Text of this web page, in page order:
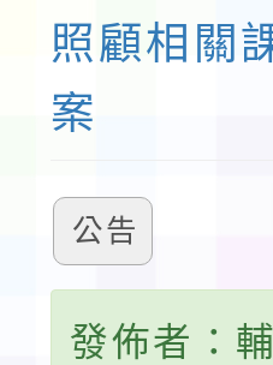
照顧相關
案
公告
發佈者：